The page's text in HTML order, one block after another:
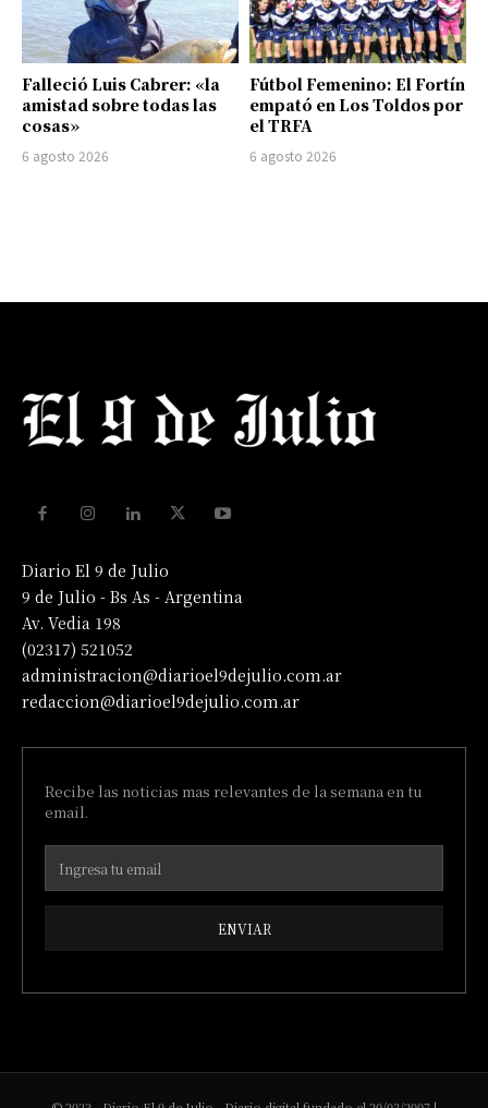
Falleció Luis Cabrer: «la
amistad sobre todas las
cosas»
6 agosto 2026
Fútbol Femenino: El Fortín
empató en Los Toldos por
el TRFA
6 agosto 2026
Diario El 9 de Julio
9 de Julio - Bs As - Argentina
Av. Vedia 198
(02317) 521052
administracion@diarioel9dejulio.com.ar
redaccion@diarioel9dejulio.com.ar
Recibe las noticias mas relevantes de la semana en tu
email.
ENVIAR